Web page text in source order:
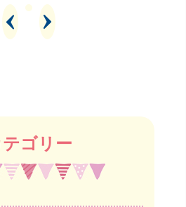
テゴリー